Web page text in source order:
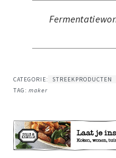
CATEGORIE:
STREEKPRODUCTEN
TAG:maker